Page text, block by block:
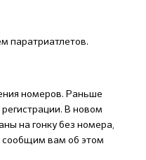
паратриатлетов.
номеров. Раньше
В новом
на гонку без номера,
сообщим вам об этом